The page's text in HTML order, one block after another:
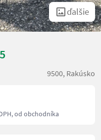
ďalšie
9500, Rakúsko
od obchodníka